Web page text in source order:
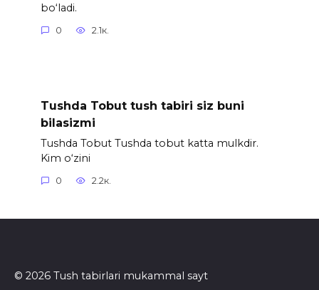
bo‘ladi.
0 2.1к.
Tushda Tobut tush tabiri siz buni
bilasizmi
Tushda Tobut Tushda tobut katta mulkdir.
Kim o‘zini
0 2.2к.
© 2026 Tush tabirlari mukammal sayt